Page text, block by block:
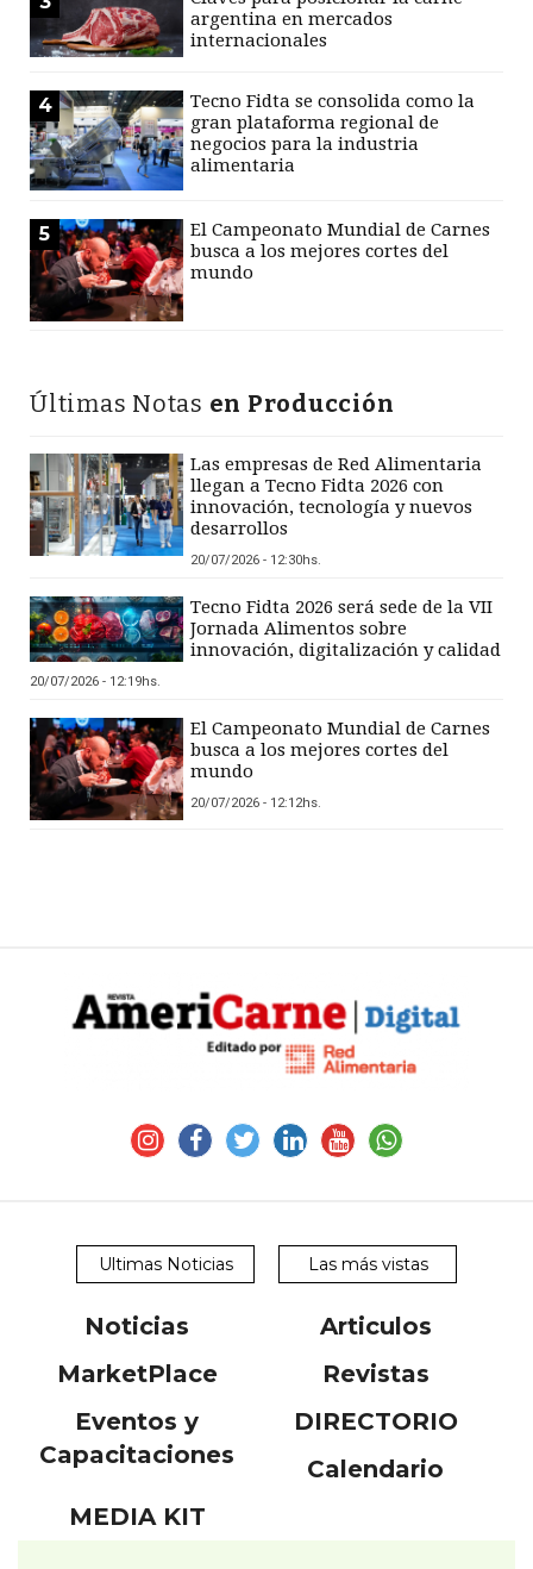
argentina en mercados
internacionales
4
Tecno Fidta se consolida como la
gran plataforma regional de
negocios para la industria
alimentaria
5
El Campeonato Mundial de Carnes
busca a los mejores cortes del
mundo
Últimas Notas en Producción
Las empresas de Red Alimentaria
llegan a Tecno Fidta 2026 con
innovación, tecnología y nuevos
desarrollos
20/07/2026 - 12:30hs.
Tecno Fidta 2026 será sede de la VII
Jornada Alimentos sobre
innovación, digitalización y calidad
20/07/2026 - 12:19hs.
El Campeonato Mundial de Carnes
busca a los mejores cortes del
mundo
20/07/2026 - 12:12hs.
Ultimas Noticias Las más vistas
Noticias
Articulos
MarketPlace
Revistas
Eventos y
Capacitaciones
DIRECTORIO
Calendario
MEDIA KIT